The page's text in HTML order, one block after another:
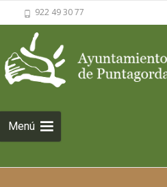
922 49 30 77
Menú
Saltar al
contenido